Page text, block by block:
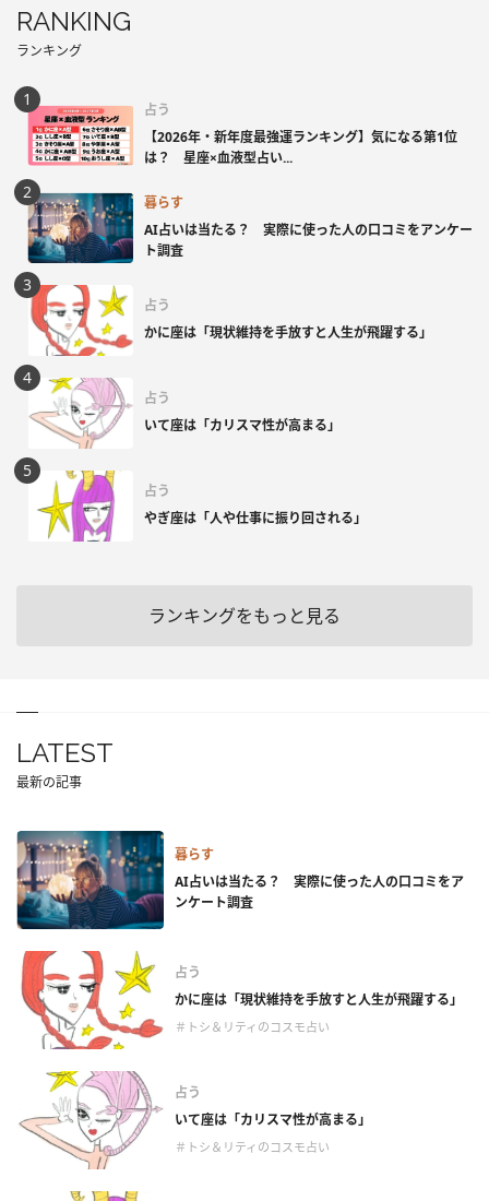
RANKING
ランキング
占う
【2026年・新年度最強運ランキング】気になる第1位
は？ 星座×血液型占い...
暮らす
AI占いは当たる？ 実際に使った人の口コミをアンケー
ト調査
占う
かに座は「現状維持を手放すと人生が飛躍する」
占う
いて座は「カリスマ性が高まる」
占う
やぎ座は「人や仕事に振り回される」
ランキングをもっと見る
LATEST
最新の記事
暮らす
AI占いは当たる？ 実際に使った人の口コミをア
ンケート調査
占う
かに座は「現状維持を手放すと人生が飛躍する」
＃トシ＆リティのコスモ占い
占う
いて座は「カリスマ性が高まる」
＃トシ＆リティのコスモ占い